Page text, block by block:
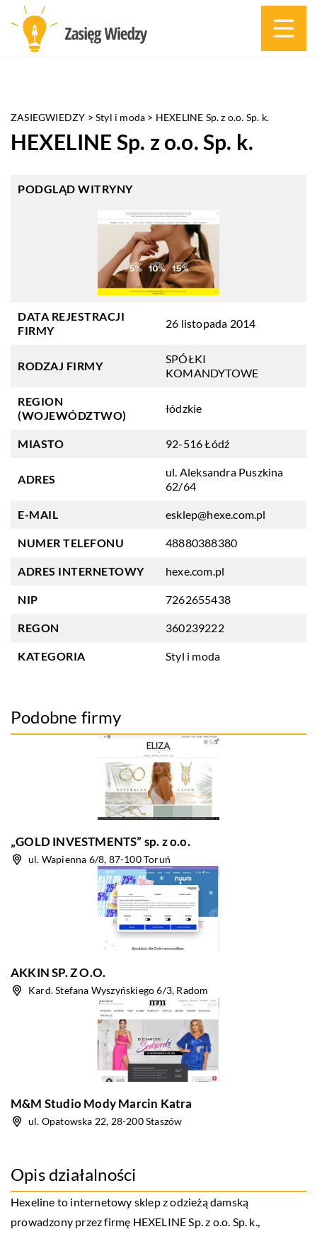
ZASIEGWIEDZY >Styl i moda > HEXELINE Sp. z o.o. Sp. k.
HEXELINE Sp. z o.o. Sp. k.
PODGLĄD WITRYNY
DATA REJESTRACJI
FIRMY
26 listopada 2014
RODZAJ FIRMY
SPÓŁKI
KOMANDYTOWE
REGION
(WOJEWÓDZTWO)
łódzkie
MIASTO 92-516 Łódź
ADRES
ul. Aleksandra Puszkina
62/64
E-MAIL esklep@hexe.com.pl
NUMER TELEFONU 48880388380
ADRES INTERNETOWY hexe.com.pl
NIP 7262655438
REGON 360239222
KATEGORIA Styl i moda
Podobne firmy
„GOLD INVESTMENTS” sp. z o.o.
ul. Wapienna 6/8, 87-100 Toruń
AKKIN SP. Z O.O.
Kard. Stefana Wyszyńskiego 6/3, Radom
M&M Studio Mody Marcin Katra
ul. Opatowska 22, 28-200 Staszów
Opis działalności
Hexeline to internetowy sklep z odzieżą damską
prowadzony przez firmę HEXELINE Sp. z o.o. Sp. k.,